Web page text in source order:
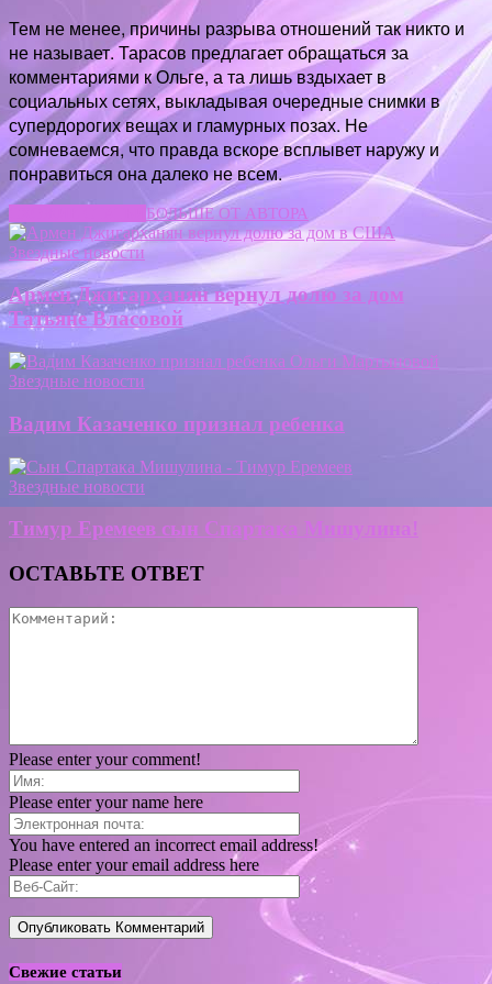
Тем не менее, причины разрыва отношений так никто и
не называет. Тарасов предлагает обращаться за
комментариями к Ольге, а та лишь вздыхает в
социальных сетях, выкладывая очередные снимки в
супердорогих вещах и гламурных позах. Не
сомневаемся, что правда вскоре всплывет наружу и
понравиться она далеко не всем.
БОЛЬШЕ ОТ АВТОРА
Звездные новости
Армен Джигарханян вернул долю за дом
Татьяне Власовой
Звездные новости
Вадим Казаченко признал ребенка
Звездные новости
Тимур Еремеев сын Спартака Мишулина!
ОСТАВЬТЕ ОТВЕТ
Please enter your comment!
Please enter your name here
You have entered an incorrect email address!
Please enter your email address here
Свежие статьи